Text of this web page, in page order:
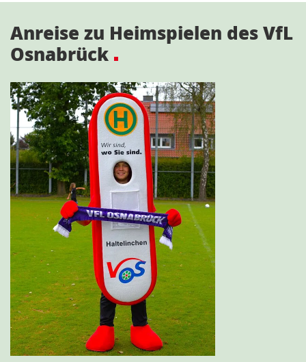
Anreise zu Heimspielen des VfL
Osnabrück